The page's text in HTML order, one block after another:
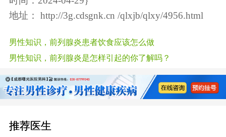
地址：
http://3g.cdsgnk.cn /qlxjb/qlxy/4956.html
男性知识，前列腺炎患者饮食应该怎么做
男性知识，前列腺炎是怎样引起的你了解吗？
推荐医生